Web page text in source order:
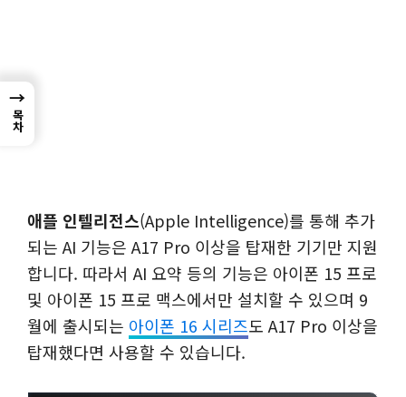
애플 인텔리전스(Apple Intelligence)를 통해 추가
되는 AI 기능은 A17 Pro 이상을 탑재한 기기만 지원
합니다. 따라서 AI 요약 등의 기능은 아이폰 15 프로
및 아이폰 15 프로 맥스에서만 설치할 수 있으며 9
월에 출시되는 아이폰 16 시리즈도 A17 Pro 이상을
탑재했다면 사용할 수 있습니다.
→
목차